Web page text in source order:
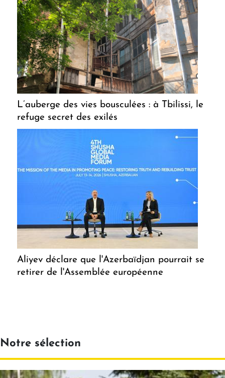
L’auberge des vies bousculées : à Tbilissi, le
refuge secret des exilés
Aliyev déclare que l'Azerbaïdjan pourrait se
retirer de l'Assemblée européenne
Notre sélection